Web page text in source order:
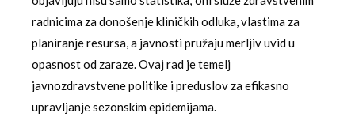
radnicima za donošenje kliničkih odluka, vlastima za
planiranje resursa, a javnosti pružaju merljiv uvid u
opasnost od zaraze. Ovaj rad je temelj
javnozdravstvene politike i preduslov za efikasno
upravljanje sezonskim epidemijama.